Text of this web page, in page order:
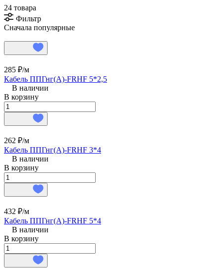
24 товара
Фильтр
Сначала популярные
285 ₽/м
Кабель ППГнг(А)-FRHF 5*2,5
В наличии
В корзину
262 ₽/м
Кабель ППГнг(А)-FRHF 3*4
В наличии
В корзину
432 ₽/м
Кабель ППГнг(А)-FRHF 5*4
В наличии
В корзину